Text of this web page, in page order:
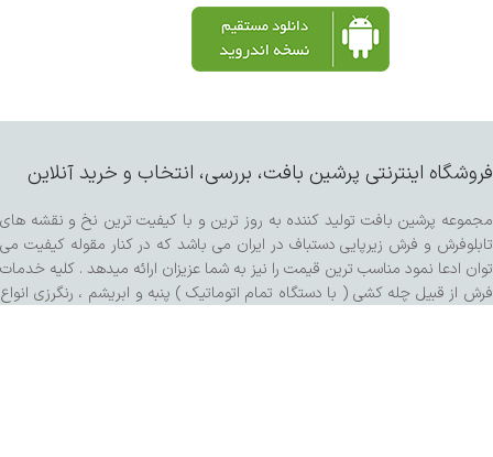
فروشگاه اینترنتی پرشین بافت، بررسی، انتخاب و خرید آنلاین
مجموعه پرشین بافت تولید کننده به روز ترین و با کیفیت ترین نخ و نقشه های
تابلوفرش و فرش زیرپایی دستباف در ایران می باشد که در کنار مقوله کیفیت می
توان ادعا نمود مناسب ترین قیمت را نیز به شما عزیزان ارائه میدهد . کلیه خدمات
فرش از قبیل چله کشی ( با دستگاه تمام اتوماتیک ) پنبه و ابریشم ، رنگرزی انواع